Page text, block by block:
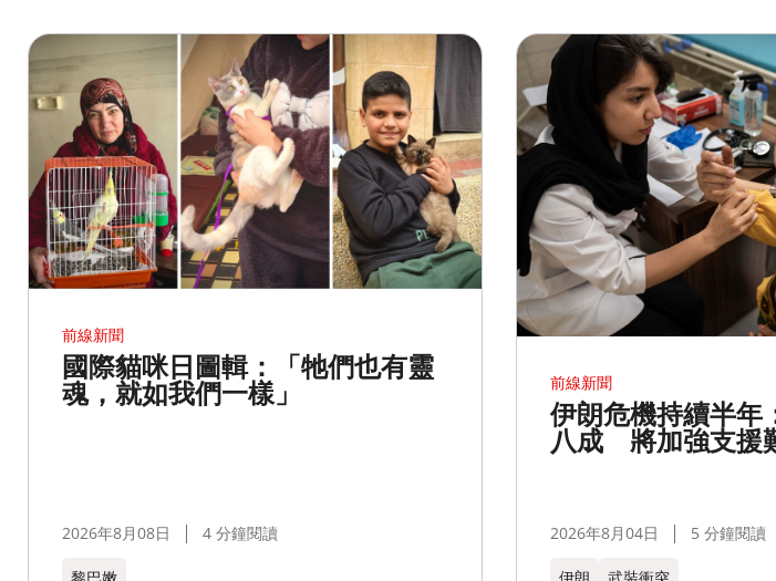
前線新聞
國際貓咪日圖輯：「牠們也有靈
魂，就如我們一樣」
2026年8月08日 4 分鐘閱讀
前線新聞
伊朗危機持續半年
八成 將加強支援
2026年8月04日 5 分鐘閱讀